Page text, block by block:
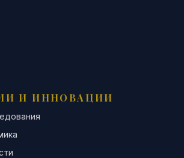
И ИННОВАЦИИ